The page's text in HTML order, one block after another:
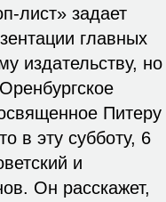
лист» задает
главных
издательству, но
Питеру
в эту субботу, 6
и
Он расскажет,